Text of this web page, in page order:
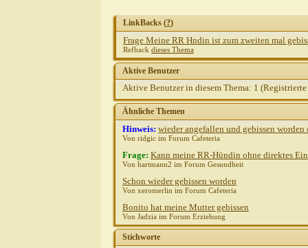
LinkBacks (?)
Frage Meine RR Hndin ist zum zweiten mal
Refback dieses Thema
Aktive Benutzer
Aktive Benutzer in diesem Thema: 1
Ähnliche Themen
Hinweis: wieder angefallen und gebissen
Von ridgic im Forum Cafeteria
Frage: Kann meine RR-Hündin ohne direktes
Von hartmann2 im Forum Gesundheit
Schon wieder gebissen worden
Von xeromerlin im Forum Cafeteria
Bonito hat meine Mutter gebissen
Von Jadzia im Forum Erziehung
Stichworte